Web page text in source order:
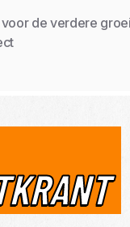
de verdere